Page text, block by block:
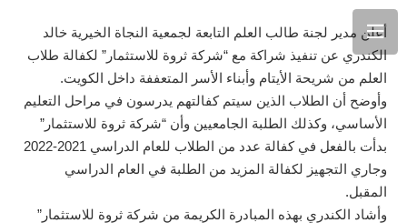
أعلن مدير لجنة طالب العلم التابعة لجمعية النجاة الخيرية خالد
الكندري عن تنفيذ شراكة مع “شركة ثروة للاستثمار” لكفالة طلاب
العلم من شريحة الأيتام وأبناء الأسر المتعففة داخل الكويت.
وأوضح أن الطلاب الذين سيتم كفالتهم يدرسون في مراحل التعليم
الأساسي، وكذلك الطلبة الجامعيين وأن “شركة ثروة للاستثمار”
بدأت بالفعل في كفالة عدد من الطلاب للعام الدراسي 2021-2022
وجاري التجهيز لكفالة المزيد من الطلبة في العام الدراسي
المقبل.
وأشاد الكندري بهذه المبادرة الكريمة من شركة ثروة للاستثمار”